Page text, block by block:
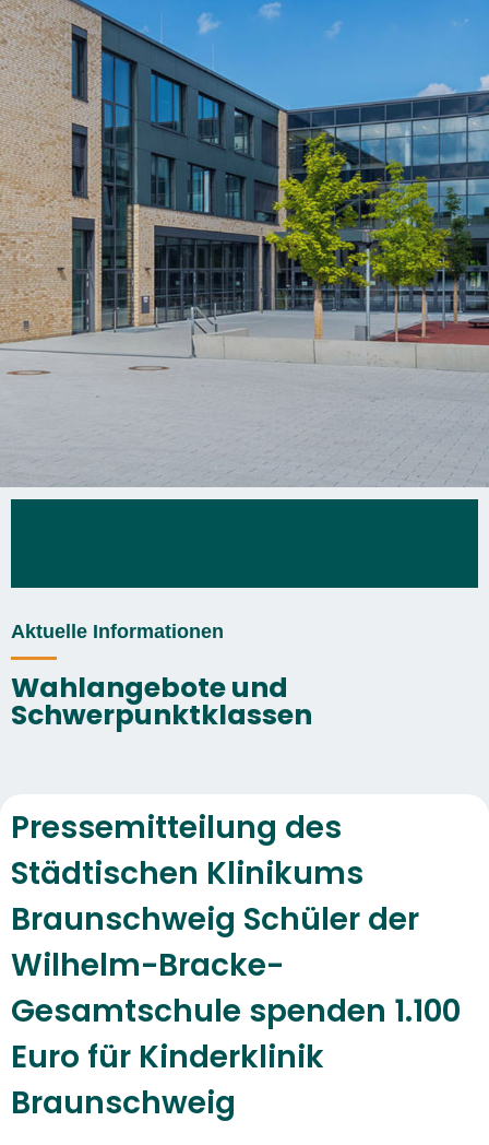
Wahlangebote und
Schwerpunktklassen
Aktuelle Informationen
Pressemitteilung des
Städtischen Klinikums
Braunschweig Schüler der
Wilhelm-Bracke-
Gesamtschule spenden 1.100
Euro für Kinderklinik
Braunschweig